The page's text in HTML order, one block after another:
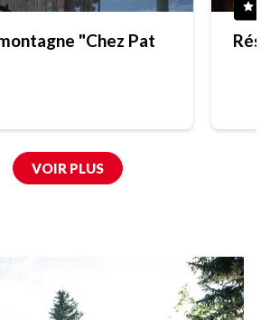
"Chez Pat
VOIR PLUS